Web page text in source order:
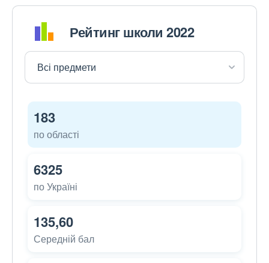
Рейтинг школи 2022
183
по області
6325
по Україні
135,60
Середній бал